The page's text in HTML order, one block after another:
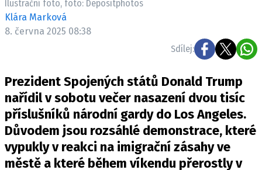
Ilustrační foto, foto: Depositphotos
Klára Marková
8. června 2025 08:38
Sdílej:
Prezident Spojených států Donald Trump
nařídil v sobotu večer nasazení dvou tisíc
příslušníků národní gardy do Los Angeles.
Důvodem jsou rozsáhlé demonstrace, které
vypukly v reakci na imigrační zásahy ve
městě a které během víkendu přerostly v